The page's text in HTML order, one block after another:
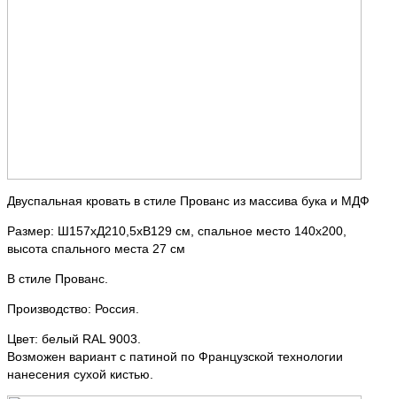
Двуспальная кровать в стиле Прованс из массива бука и МДФ
Размер: Ш157хД210,5хВ129 см, спальное место 140х200,
высота спального места 27 см
В стиле Прованс.
Производство: Россия.
Цвет: белый RAL 9003.
Возможен вариант с патиной по Французской технологии
нанесения сухой кистью.